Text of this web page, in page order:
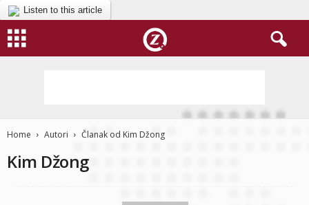
Listen to this article
Home Autori Članak od Kim Džong
Kim Džong